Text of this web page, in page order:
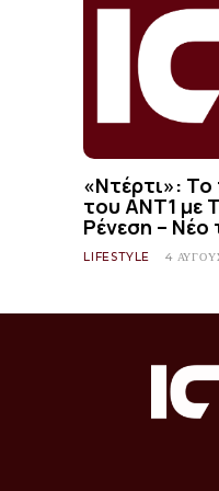
«Ντέρτι»:
του ΑΝΤ1 με
Ρένεση – Νέο
LIFESTYLE 4